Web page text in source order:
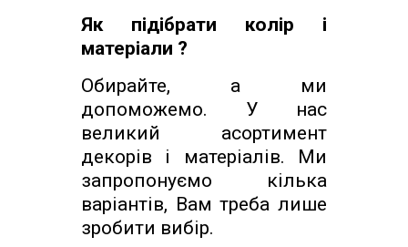
Як підібрати колір і
матеріали ?
Обирайте, а ми
допоможемо. У нас
великий асортимент
декорів і матеріалів. Ми
запропонуємо кілька
варіантів, Вам треба лише
зробити вибір.